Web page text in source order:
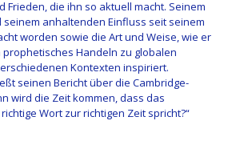
Frieden, die ihn so aktuell macht. Seinem
seinem anhaltenden Einfluss seit seinem
worden sowie die Art und Weise, wie er
prophetisches Handeln zu globalen
Kontexten inspiriert.
seinen Bericht über die Cambridge-
wird die Zeit kommen, dass das
Wort zur richtigen Zeit spricht?“